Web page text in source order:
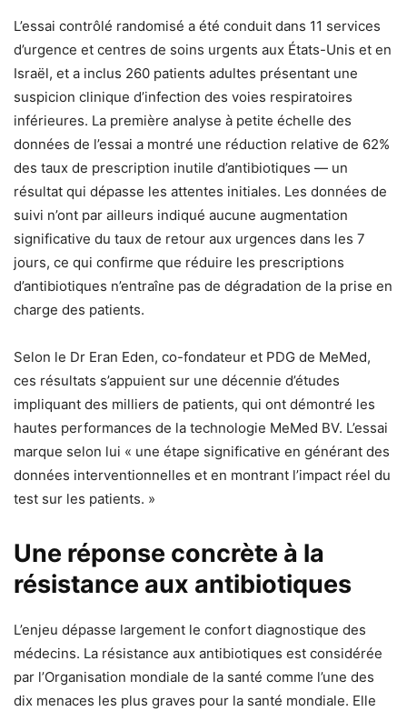
L’essai contrôlé randomisé a été conduit dans 11 services
d’urgence et centres de soins urgents aux États-Unis et en
Israël, et a inclus 260 patients adultes présentant une
suspicion clinique d’infection des voies respiratoires
inférieures. La première analyse à petite échelle des
données de l’essai a montré une réduction relative de 62%
des taux de prescription inutile d’antibiotiques — un
résultat qui dépasse les attentes initiales. Les données de
suivi n’ont par ailleurs indiqué aucune augmentation
significative du taux de retour aux urgences dans les 7
jours, ce qui confirme que réduire les prescriptions
d’antibiotiques n’entraîne pas de dégradation de la prise en
charge des patients.
Selon le Dr Eran Eden, co-fondateur et PDG de MeMed,
ces résultats s’appuient sur une décennie d’études
impliquant des milliers de patients, qui ont démontré les
hautes performances de la technologie MeMed BV. L’essai
marque selon lui « une étape significative en générant des
données interventionnelles et en montrant l’impact réel du
test sur les patients. »
Une réponse concrète à la
résistance aux antibiotiques
L’enjeu dépasse largement le confort diagnostique des
médecins. La résistance aux antibiotiques est considérée
par l’Organisation mondiale de la santé comme l’une des
dix menaces les plus graves pour la santé mondiale. Elle